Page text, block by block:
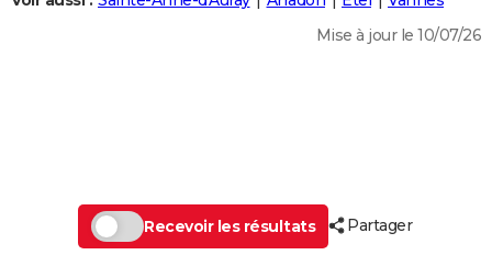
DICTIONNAIRE
Dictionnaire
Biographies
Expressions
Proverbes
PROGRAMME TV
Mise à jour le 10/07/26
Recevoir les résultats Partager